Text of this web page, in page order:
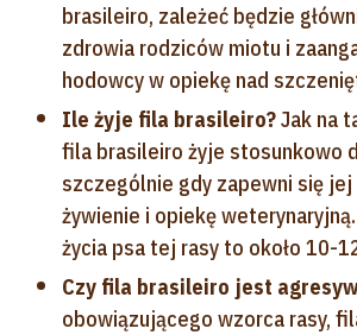
brasileiro, zależeć będzie
zdrowia rodziców miotu i
hodowcy w opiekę nad
Ile żyje fila brasileiro?Jak na
fila brasileiro żyje stosunkowo
szczególnie gdy zapewni się
żywienie i opiekę
życia psa tej rasy to około 10-
Czy fila brasileiro jest
obowiązującego wzorca rasy,